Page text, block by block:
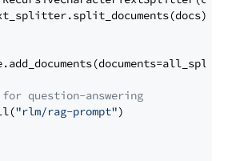
question-answering
"rlm/rag-prompt")